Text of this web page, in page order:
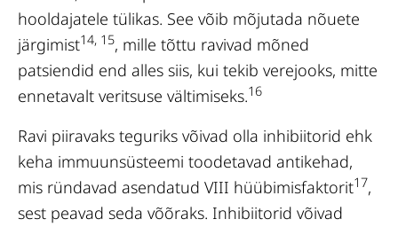
hooldajatele tülikas. See võib mõjutada nõuete
järgimist14, 15, mille tõttu ravivad mõned
patsiendid end alles siis, kui tekib verejooks, mitte
ennetavalt veritsuse vältimiseks.16
Ravi piiravaks teguriks võivad olla inhibiitorid ehk
keha immuunsüsteemi toodetavad antikehad,
mis ründavad asendatud VIII hüübimisfaktorit17,
sest peavad seda võõraks. Inhibiitorid võivad